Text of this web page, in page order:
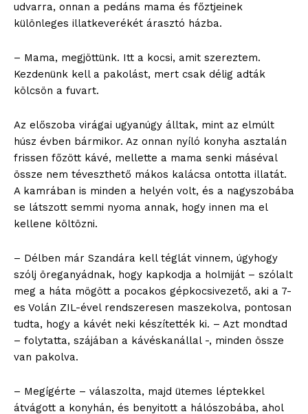
udvarra, onnan a pedáns mama és főztjeinek
különleges illatkeverékét árasztó házba.
– Mama, megjöttünk. Itt a kocsi, amit szereztem.
Kezdenünk kell a pakolást, mert csak délig adták
kölcsön a fuvart.
Az előszoba virágai ugyanúgy álltak, mint az elmúlt
húsz évben bármikor. Az onnan nyíló konyha asztalán
frissen főzött kávé, mellette a mama senki máséval
össze nem téveszthető mákos kalácsa ontotta illatát.
A kamrában is minden a helyén volt, és a nagyszobába
se látszott semmi nyoma annak, hogy innen ma el
kellene költözni.
– Délben már Szandára kell téglát vinnem, úgyhogy
szólj öreganyádnak, hogy kapkodja a holmiját – szólalt
meg a háta mögött a pocakos gépkocsivezető, aki a 7-
es Volán ZIL-ével rendszeresen maszekolva, pontosan
tudta, hogy a kávét neki készítették ki. – Azt mondtad
– folytatta, szájában a kávéskanállal -, minden össze
van pakolva.
– Megígérte – válaszolta, majd ütemes léptekkel
átvágott a konyhán, és benyitott a hálószobába, ahol